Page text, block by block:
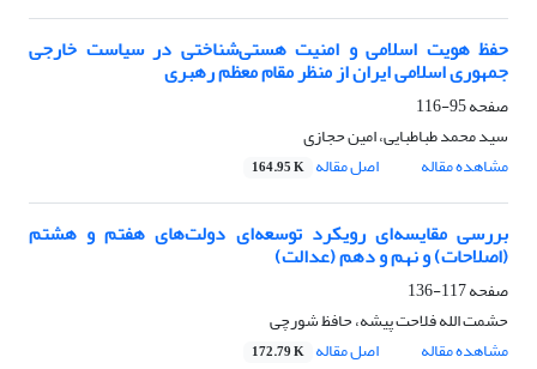
حفظ هویت اسلامی و امنیت هستی‌شناختی در سیاست خارجی
جمهوری اسلامی ایران از منظر مقام معظم رهبری
صفحه95-116
سید محمد طباطبایی، امین حجازی
مشاهده مقاله
اصل مقاله 164.95 K
بررسی مقایسه‌ای رویکرد توسعه‌ای دولت‌های هفتم و هشتم
(اصلاحات) و نهم و دهم (عدالت)
صفحه117-136
حشمت الله فلاحت پیشه، حافظ شورچی
مشاهده مقاله
اصل مقاله 172.79 K